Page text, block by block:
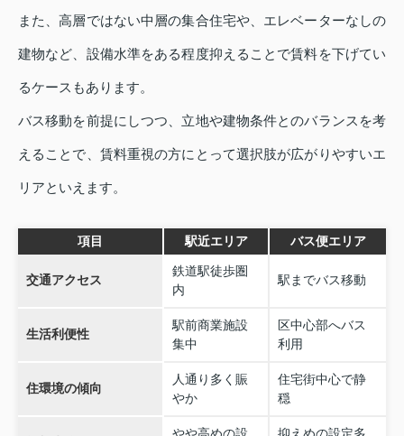
また、高層ではない中層の集合住宅や、エレベーターなしの
建物など、設備水準をある程度抑えることで賃料を下げてい
るケースもあります。
バス移動を前提にしつつ、立地や建物条件とのバランスを考
えることで、賃料重視の方にとって選択肢が広がりやすいエ
リアといえます。
項目 駅近エリア バス便エリア
交通アクセス
鉄道駅徒歩圏
内
駅までバス移動
生活利便性
駅前商業施設
集中
区中心部へバス
利用
住環境の傾向
人通り多く賑
やか
住宅街中心で静
穏
やや高めの設 抑えめの設定多